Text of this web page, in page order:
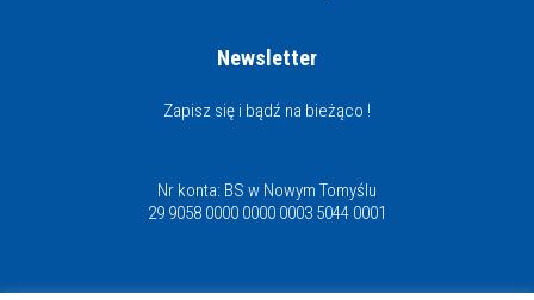
Newsletter
Zapisz się i bądź na bieżąco !
Nr konta: BS w Nowym Tomyślu
29 9058 0000 0000 0003 5044 0001